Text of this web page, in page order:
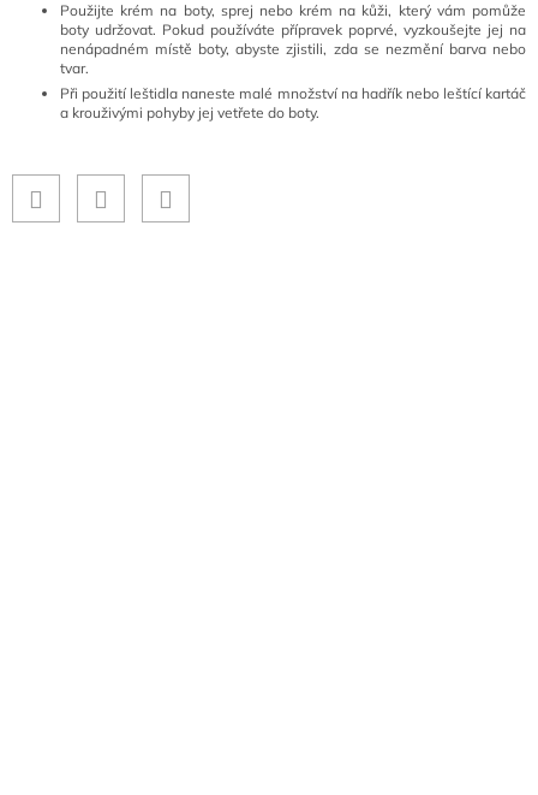
Použijte krém na boty, sprej nebo krém na kůži, který vám pomůže
boty udržovat. Pokud používáte přípravek poprvé, vyzkoušejte jej na
nenápadném místě boty, abyste zjistili, zda se nezmění barva nebo
tvar.
Při použití leštidla naneste malé množství na hadřík nebo leštící kartáč
a krouživými pohyby jej vetřete do boty.